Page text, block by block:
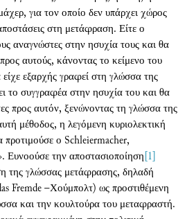
για τον οποίο δεν υπάρχει χώρος
στη μετάφραση. Είτε ο
αναγνώστες στην ησυχία τους και θα
αυτούς, κάνοντας το κείμενο του
εξαρχής γραφεί στη γλώσσα της
το συγγραφέα στην ησυχία του και θα
προς αυτόν, ξενώνοντας τη γλώσσα της
μέθοδος, η λεγόμενη κυριολεκτική
ο Schleiermacher,
Ευνοούσε την αποστασιοποίηση[1]
της γλώσσας μετάφρασης, δηλαδή
Fremde –Χούμπολτ) ως προστιθέμενη
και την κουλτούρα του μεταφραστή.